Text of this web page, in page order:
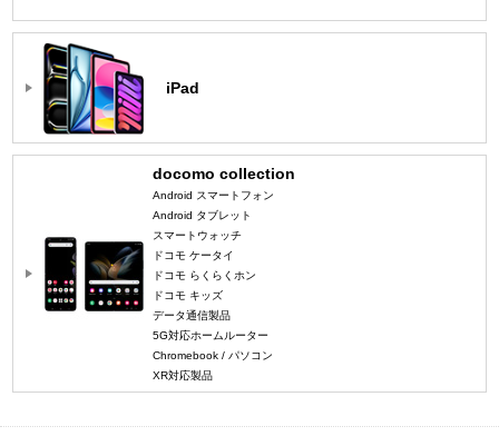
iPad
docomo collection
Android スマートフォン
Android タブレット
スマートウォッチ
ドコモ ケータイ
ドコモ らくらくホン
ドコモ キッズ
データ通信製品
5G対応ホームルーター
Chromebook / パソコン
XR対応製品